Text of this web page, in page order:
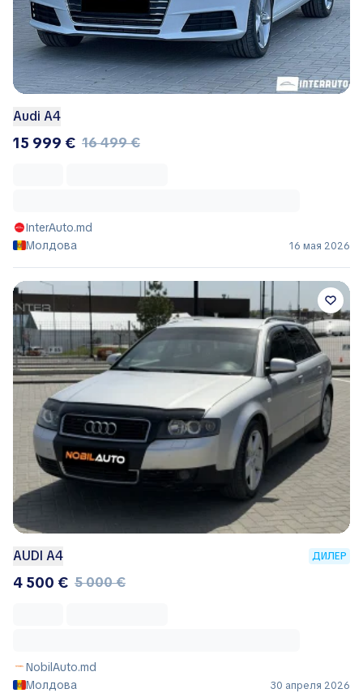
Audi A4
15 999 € 16 499 €
InterAuto.md
Молдова
16 мая 2026
AUDI A4 ДИЛЕР
4 500 € 5 000 €
NobilAuto.md
Молдова
30 апреля 2026